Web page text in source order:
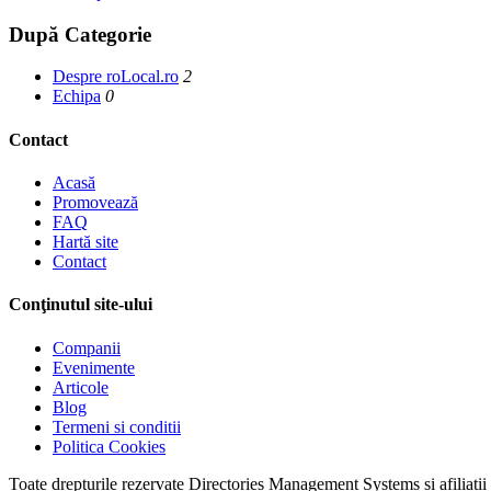
După Categorie
Despre roLocal.ro 2
Echipa 0
Contact
Acasă
Promovează
FAQ
Hartă site
Contact
Conţinutul site-ului
Companii
Evenimente
Articole
Blog
Termeni si conditii
Politica Cookies
Toate drepturile rezervate Directories Management Systems si afiliatii